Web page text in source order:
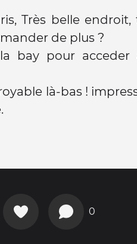
Très belle
de plus ?
bay pour acceder
là-bas !
0